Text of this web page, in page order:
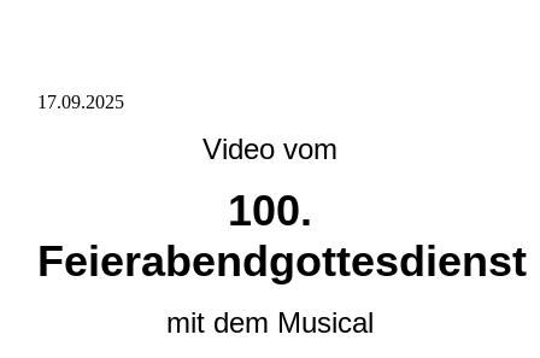
17.09.2025
Video vom
100.
Feierabendgottesdienst
mit dem Musical